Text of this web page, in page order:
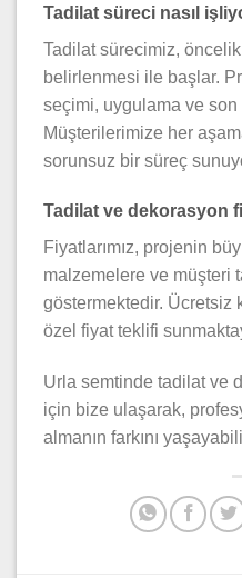
Tadilat süreci nasıl
Tadilat sürecimiz,
belirlenmesi ile başlar.
seçimi, uygulama ve son
Müşterilerimize her
sorunsuz bir süreç
Tadilat ve dekorasyon
Fiyatlarımız, projenin
malzemelere ve müşteri
göstermektedir. Ücretsiz
özel fiyat teklifi
Urla semtinde tadilat ve
için bize ulaşarak,
almanın farkını